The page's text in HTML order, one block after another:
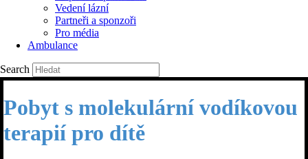
Vedení lázní
Partneři a sponzoři
Pro média
Ambulance
Search
Pobyt s molekulární vodíkovou
terapií pro dítě